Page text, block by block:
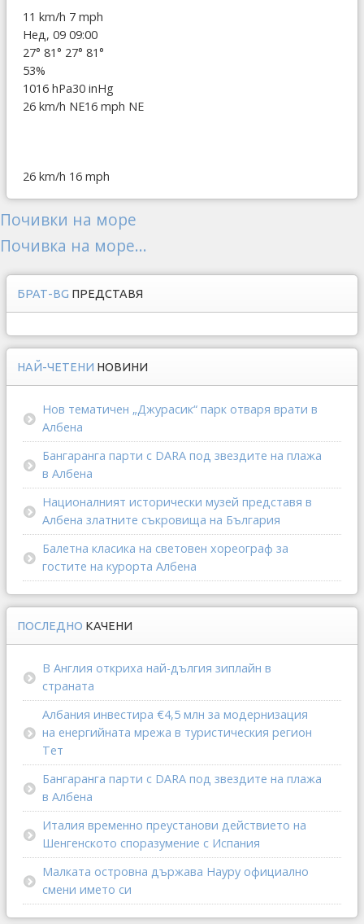
11 km/h 7 mph
Нед, 09 09:00
27° 81° 27° 81°
53%
1016 hPa30 inHg
26 km/h NE16 mph NE
26 km/h 16 mph
Почивки на море
Почивка на море...
БРАТ-BG ПРЕДСТАВЯ
НАЙ-ЧЕТЕНИ НОВИНИ
Нов тематичен „Джурасик“ парк отваря врати в
Албена
Бангаранга парти с DARA под звездите на плажа
в Албена
Националният исторически музей представя в
Албена златните съкровища на България
Балетна класика на световен хореограф за
гостите на курорта Албена
ПОСЛЕДНО КАЧЕНИ
В Англия откриха най-дългия зиплайн в
страната
Албания инвестира €4,5 млн за модернизация
на енергийната мрежа в туристическия регион
Тет
Бангаранга парти с DARA под звездите на плажа
в Албена
Италия временно преустанови действието на
Шенгенското споразумение с Испания
Малката островна държава Науру официално
смени името си